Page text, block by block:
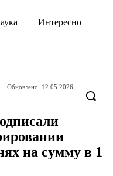
Интересно
Обновлено: 12.05.2026
на сумму в 1